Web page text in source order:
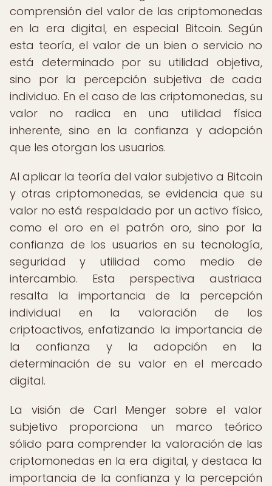
comprensión del valor de las criptomonedas
en la era digital, en especial Bitcoin. Según
esta teoría, el valor de un bien o servicio no
está determinado por su utilidad objetiva,
sino por la percepción subjetiva de cada
individuo. En el caso de las criptomonedas, su
valor no radica en una utilidad física
inherente, sino en la confianza y adopción
que les otorgan los usuarios.
Al aplicar la teoría del valor subjetivo a Bitcoin
y otras criptomonedas, se evidencia que su
valor no está respaldado por un activo físico,
como el oro en el patrón oro, sino por la
confianza de los usuarios en su tecnología,
seguridad y utilidad como medio de
intercambio. Esta perspectiva austriaca
resalta la importancia de la percepción
individual en la valoración de los
criptoactivos, enfatizando la importancia de
la confianza y la adopción en la
determinación de su valor en el mercado
digital.
La visión de Carl Menger sobre el valor
subjetivo proporciona un marco teórico
sólido para comprender la valoración de las
criptomonedas en la era digital, y destaca la
importancia de la confianza y la percepción